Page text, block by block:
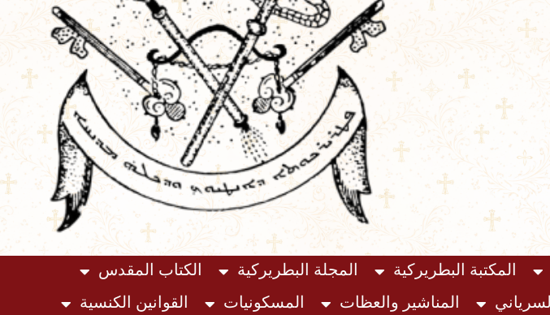
المكتبة البطريركية المجلة البطريركية
الكتاب المقدس
المناشير والعظات المسكونيات
القوانين الكنسية